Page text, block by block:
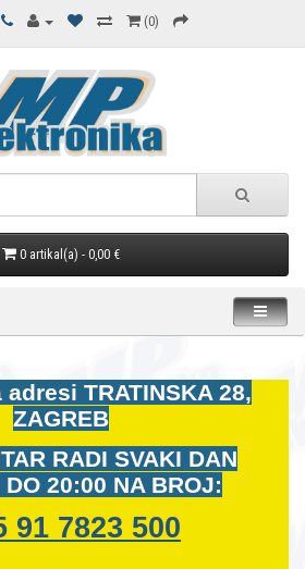
(0)
0 artikal(a) - 0,00 €
adresi TRATINSKA 28,
ZAGREB
RADI SVAKI DAN
20:00 NA BROJ:
91 7823 500